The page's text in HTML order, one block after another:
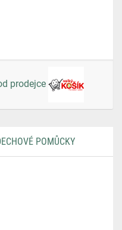
prodejce
POMŮCKY